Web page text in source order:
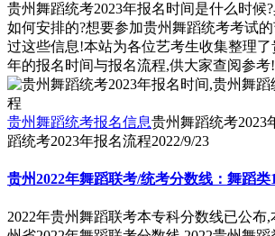
贵州舞蹈统考2023年报名时间是什么时候
如何安排的?想要参加贵州舞蹈统考考试
过这些信息!本站为各位艺考生收集整理了
年的报名时间与报名流程,供大家查阅参考!
贵州舞蹈统考报名信息贵州舞蹈统考2023
蹈统考2023年报名流程2022/9/23
贵州2022年舞蹈联考/统考分数线：舞蹈类
2022年贵州舞蹈联考本专科分数线已公布